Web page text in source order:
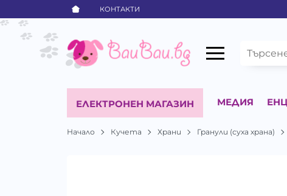
КОНТАКТИ
ЕЛЕКТРОНЕН МАГАЗИН МЕДИЯ
Начало Кучета Храни Гранули (суха храна)